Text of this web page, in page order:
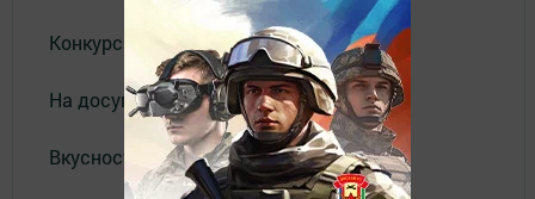
Конкурсы
На досуге
Вкусности